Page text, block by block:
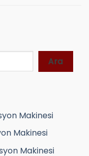
Ara
Makinesi
Makinesi
Makinesi